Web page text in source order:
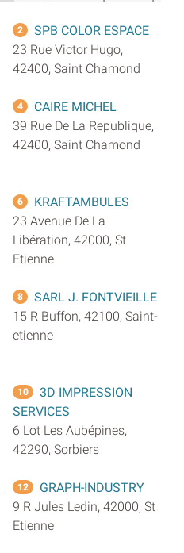
2
SPB COLOR ESPACE
23 Rue Victor Hugo,
42400, Saint Chamond
4
CAIRE MICHEL
39 Rue De La Republique,
42400, Saint Chamond
6
KRAFTAMBULES
23 Avenue De La
Libération, 42000, St
Etienne
8
SARL J. FONTVIEILLE
15 R Buffon, 42100, Saint-
etienne
10
3D IMPRESSION
SERVICES
6 Lot Les Aubépines,
42290, Sorbiers
12
GRAPH-INDUSTRY
9 R Jules Ledin, 42000, St
Etienne